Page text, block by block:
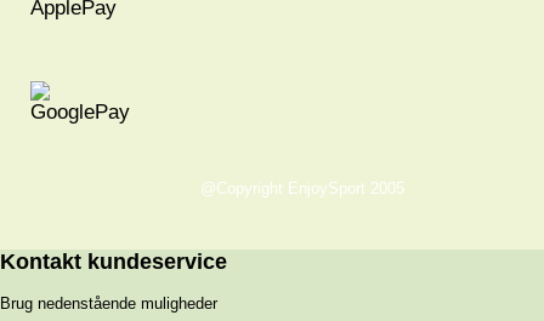
@Copyright EnjoySport 2005
Kontakt kundeservice
Brug nedenstående muligheder